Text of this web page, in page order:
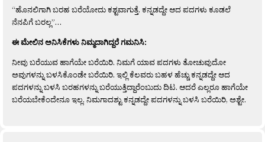
“ಹೊನಲಿಗಾಗಿ ಬರಹ ಬರೆಯೋದು ಕಶ್ಟವಾಗುತ್ತೆ. ಕನ್ನಡದ್ದೇ ಆದ ಪದಗಳು ಕೂಡಲೆ
ನೆನಪಿಗೆ ಬರಲ್ಲ”…
ಈ ಮೇಲಿನ ಅನಿಸಿಕೆಗಳು ನಿಮ್ಮದಾಗಿದ್ದರೆ ಗಮನಿಸಿ:
ನೀವು ಬರೆಯುವ ಹಾಗೆಯೇ ಬರೆಯಿರಿ. ನಿಮಗೆ ಯಾವ ಪದಗಳು ತೋಚುವುದೋ
ಅವುಗಳನ್ನು ಬಳಸಿಕೊಂಡೇ ಬರೆಯಿರಿ. ಇಲ್ಲಿ ಕೆಲವರು ಬಹಳ ಹೆಚ್ಚು ಕನ್ನಡದ್ದೇ ಆದ
ಪದಗಳನ್ನು ಬಳಸಿ ಬರಹಗಳನ್ನು ಬರೆಯುತ್ತಿದ್ದಾರೆಂಬುದು ದಿಟ. ಆದರೆ ಎಲ್ಲರೂ ಹಾಗೆಯೇ
ಬರೆಯಬೇಕೆಂದೇನೂ ಇಲ್ಲ. ನಿಮಗಾದಶ್ಟು ಕನ್ನಡದ್ದೇ ಪದಗಳನ್ನು ಬಳಸಿ ಬರೆಯಿರಿ, ಅಶ್ಟೇ.